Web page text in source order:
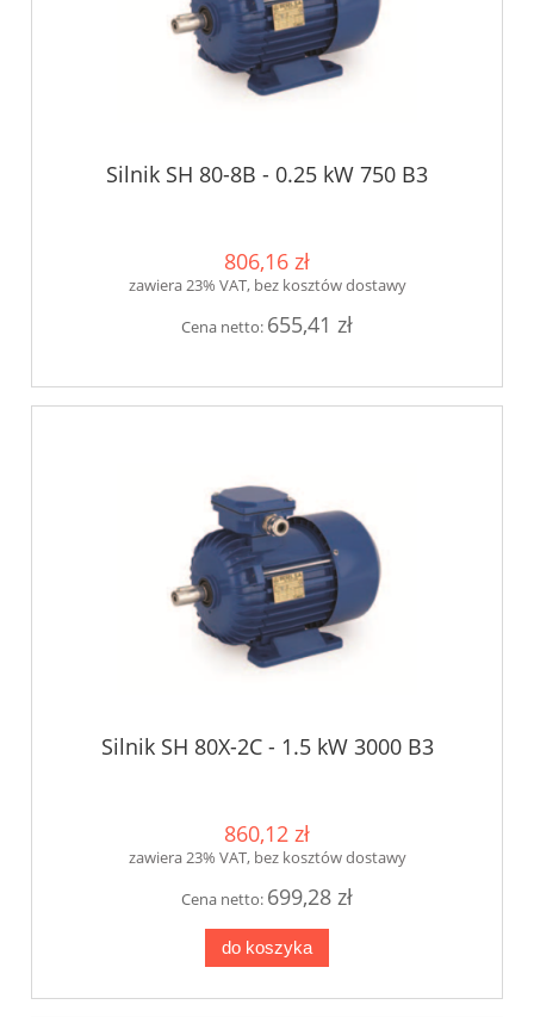
Silnik SH 80-8B - 0.25 kW 750 B3
806,16 zł
zawiera 23% VAT, bez kosztów dostawy
Cena netto: 655,41 zł
Silnik SH 80X-2C - 1.5 kW 3000 B3
860,12 zł
zawiera 23% VAT, bez kosztów dostawy
Cena netto: 699,28 zł
do koszyka